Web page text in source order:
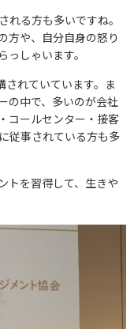
れる方も多いですね。
方や、自分自身の怒り
しゃいます。
れていています。ま
の中で、多いのが会社
コールセンター・接客
従事されている方も多
トを習得して、生きや